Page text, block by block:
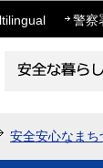
警察
安全安心なまち